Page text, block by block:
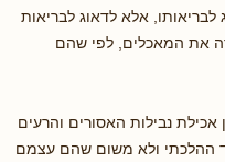
אלא לדאוג לבריאות
את המאכלים, לפי שהם
נבילות האסורים והרעים
ההלכתי ולא משום שהם עצמם